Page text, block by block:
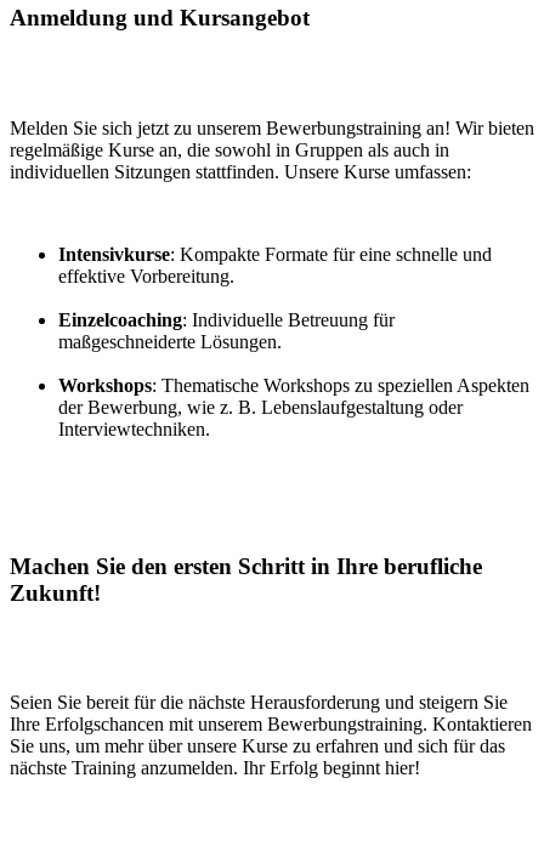
Anmeldung und Kursangebot
Melden Sie sich jetzt zu unserem Bewerbungstraining an! Wir bieten
regelmäßige Kurse an, die sowohl in Gruppen als auch in
individuellen Sitzungen stattfinden. Unsere Kurse umfassen:
Intensivkurse: Kompakte Formate für eine schnelle und
effektive Vorbereitung.
Einzelcoaching: Individuelle Betreuung für
maßgeschneiderte Lösungen.
Workshops: Thematische Workshops zu speziellen Aspekten
der Bewerbung, wie z. B. Lebenslaufgestaltung oder
Interviewtechniken.
Machen Sie den ersten Schritt in Ihre berufliche
Zukunft!
Seien Sie bereit für die nächste Herausforderung und steigern Sie
Ihre Erfolgschancen mit unserem Bewerbungstraining. Kontaktieren
Sie uns, um mehr über unsere Kurse zu erfahren und sich für das
nächste Training anzumelden. Ihr Erfolg beginnt hier!